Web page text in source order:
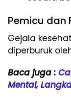
Pemicu dan
Gejala
diperburuk
Baca juga :
Mental,